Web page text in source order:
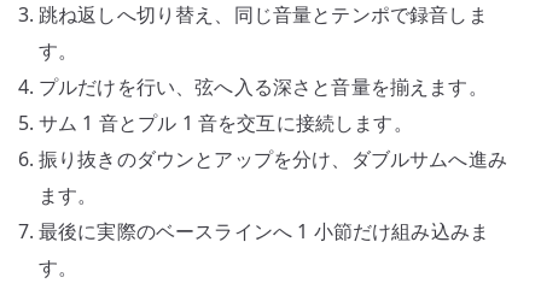
跳ね返しへ切り替え、同じ音量とテンポで録音しま
す。
プルだけを行い、弦へ入る深さと音量を揃えます。
サム 1 音とプル 1 音を交互に接続します。
振り抜きのダウンとアップを分け、ダブルサムへ進み
ます。
最後に実際のベースラインへ 1 小節だけ組み込みま
す。